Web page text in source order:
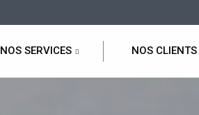
NOS SERVICES NOS CLIENTS